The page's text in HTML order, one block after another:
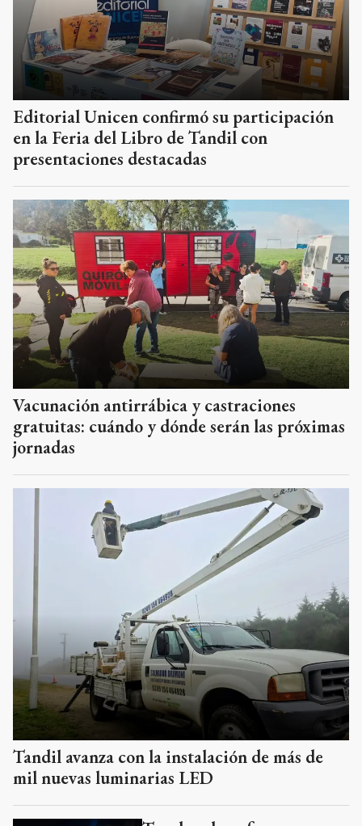
Editorial Unicen confirmó su participación
en la Feria del Libro de Tandil con
presentaciones destacadas
Vacunación antirrábica y castraciones
gratuitas: cuándo y dónde serán las próximas
jornadas
Tandil avanza con la instalación de más de
mil nuevas luminarias LED